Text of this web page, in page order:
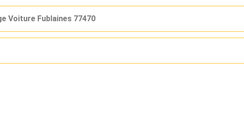
Voiture Fublaines 77470